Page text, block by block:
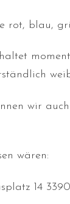
rot, blau,
wir
wären:
14